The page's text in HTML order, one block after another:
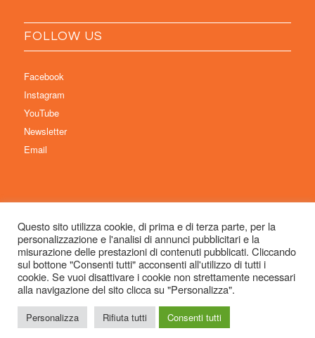
FOLLOW US
Facebook
Instagram
YouTube
Newsletter
Email
© Copyright 2026 Immaginaria International Film Festival - Un progetto di:
Associazione Culturale Visibilia APS – Sede legale: Studio Commercialista
Dott.ssa Michela Sabattini, via D’Azeglio 71, 40123 Bologna –
info@immaginariaff.it- Tutti i diritti riservati -Privacy Policy- Site Design:
Simple
Questo sito utilizza cookie, di prima e di terza parte, per la
personalizzazione e l'analisi di annunci pubblicitari e la
misurazione delle prestazioni di contenuti pubblicati. Cliccando
sul bottone "Consenti tutti" acconsenti all'utilizzo di tutti i
cookie. Se vuoi disattivare i cookie non strettamente necessari
alla navigazione del sito clicca su "Personalizza".
Personalizza Rifiuta tutti Consenti tutti